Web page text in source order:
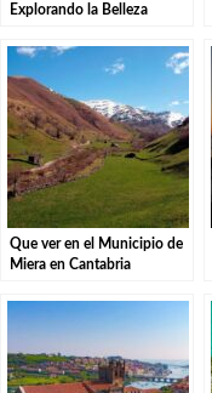
Explorando la Belleza
Que ver en el Municipio de
Miera en Cantabria